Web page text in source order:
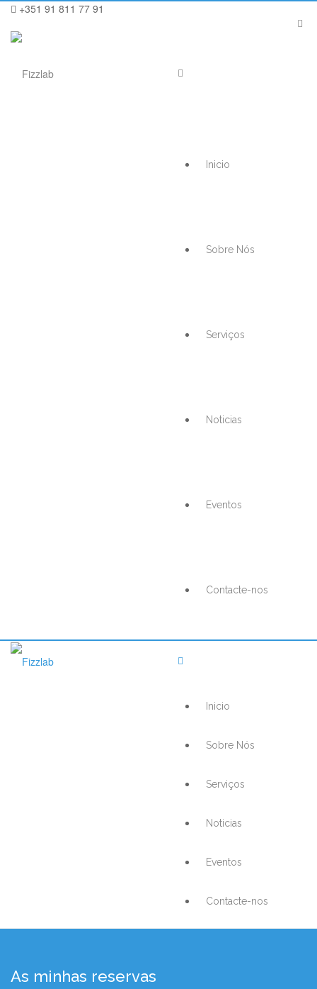
+351 91 811 77 91
Inicio
Sobre Nós
Serviços
Noticias
Eventos
Contacte-nos
Inicio
Sobre Nós
Serviços
Noticias
Eventos
Contacte-nos
As minhas reservas